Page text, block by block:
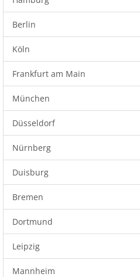
Berlin
Köln
Frankfurt am Main
München
Düsseldorf
Nürnberg
Duisburg
Bremen
Dortmund
Leipzig
Mannheim